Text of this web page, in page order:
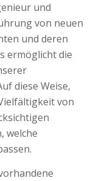
und
von neuen
und deren
ermöglicht die
diese Weise,
von
welche